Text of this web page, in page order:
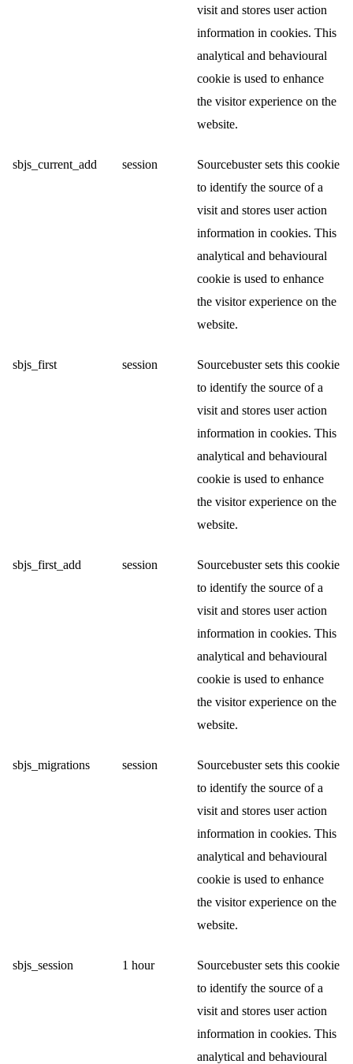
visit and stores user action
information in cookies. This
analytical and behavioural
cookie is used to enhance
the visitor experience on the
website.
sbjs_current_add session
Sourcebuster sets this cookie
to identify the source of a
visit and stores user action
information in cookies. This
analytical and behavioural
cookie is used to enhance
the visitor experience on the
website.
sbjs_first session
Sourcebuster sets this cookie
to identify the source of a
visit and stores user action
information in cookies. This
analytical and behavioural
cookie is used to enhance
the visitor experience on the
website.
sbjs_first_add session
Sourcebuster sets this cookie
to identify the source of a
visit and stores user action
information in cookies. This
analytical and behavioural
cookie is used to enhance
the visitor experience on the
website.
sbjs_migrations session
Sourcebuster sets this cookie
to identify the source of a
visit and stores user action
information in cookies. This
analytical and behavioural
cookie is used to enhance
the visitor experience on the
website.
sbjs_session 1 hour
Sourcebuster sets this cookie
to identify the source of a
visit and stores user action
information in cookies. This
analytical and behavioural